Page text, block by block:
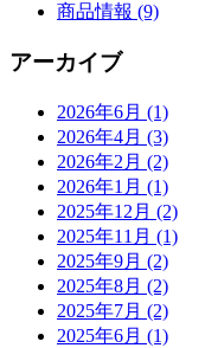
商品情報 (9)
アーカイブ
2026年6月 (1)
2026年4月 (3)
2026年2月 (2)
2026年1月 (1)
2025年12月 (2)
2025年11月 (1)
2025年9月 (2)
2025年8月 (2)
2025年7月 (2)
2025年6月 (1)